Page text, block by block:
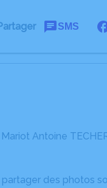
SMS
Antoine
des photos